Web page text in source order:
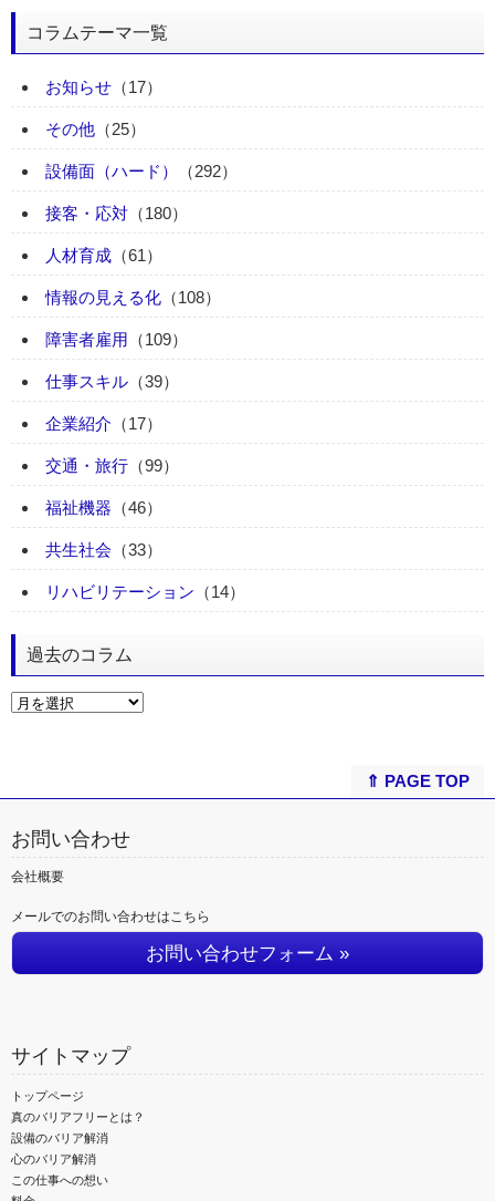
コラムテーマ一覧
お知らせ （17）
その他 （25）
設備面（ハード） （292）
接客・応対 （180）
人材育成 （61）
情報の見える化 （108）
障害者雇用 （109）
仕事スキル （39）
企業紹介 （17）
交通・旅行 （99）
福祉機器 （46）
共生社会 （33）
リハビリテーション （14）
過去のコラム
⇑ PAGE TOP
お問い合わせ
会社概要
メールでのお問い合わせはこちら
お問い合わせフォーム »
サイトマップ
トップページ
真のバリアフリーとは？
設備のバリア解消
心のバリア解消
この仕事への想い